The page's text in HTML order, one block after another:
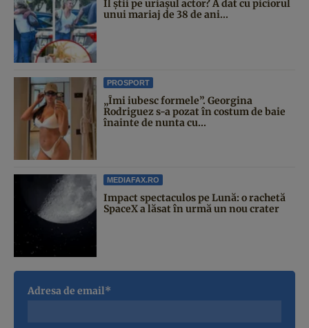
Îl știi pe uriașul actor? A dat cu piciorul
unui mariaj de 38 de ani...
PROSPORT
„Îmi iubesc formele”. Georgina
Rodriguez s-a pozat în costum de baie
înainte de nunta cu...
MEDIAFAX.RO
Impact spectaculos pe Lună: o rachetă
SpaceX a lăsat în urmă un nou crater
Adresa de email*